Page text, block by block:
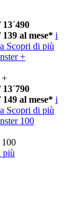
al mese* i
Scopri di più
+
+
al mese* i
Scopri di più
100
più